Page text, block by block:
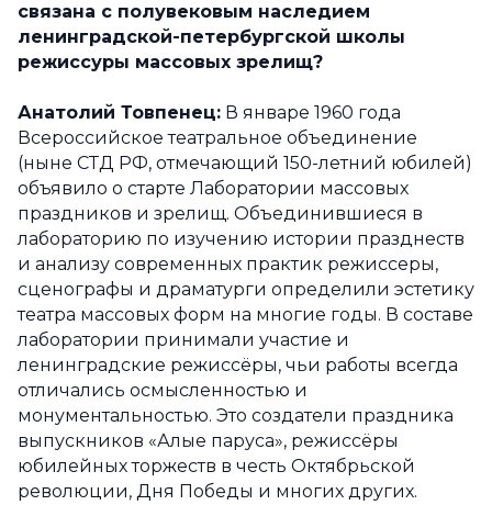
связана с полувековым наследием
ленинградской-петербургской школы
режиссуры массовых зрелищ?
Анатолий Товпенец: В январе 1960 года
Всероссийское театральное объединение
(ныне СТД РФ, отмечающий 150-летний юбилей)
объявило о старте Лаборатории массовых
праздников и зрелищ. Объединившиеся в
лабораторию по изучению истории празднеств
и анализу современных практик режиссеры,
сценографы и драматурги определили эстетику
театра массовых форм на многие годы. В составе
лаборатории принимали участие и
ленинградские режиссёры, чьи работы всегда
отличались осмысленностью и
монументальностью. Это создатели праздника
выпускников «Алые паруса», режиссёры
юбилейных торжеств в честь Октябрьской
революции, Дня Победы и многих других.